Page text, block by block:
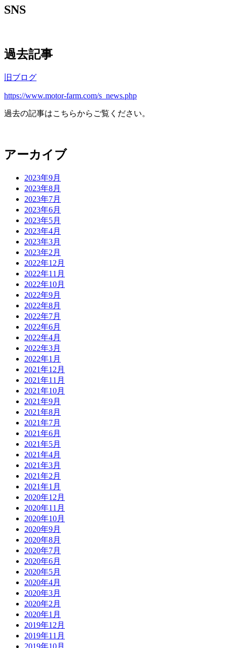
SNS
過去記事
旧ブログ
https://www.motor-farm.com/s_news.php
過去の記事はこちらからご覧ください。
アーカイブ
2023年9月
2023年8月
2023年7月
2023年6月
2023年5月
2023年4月
2023年3月
2023年2月
2022年12月
2022年11月
2022年10月
2022年9月
2022年8月
2022年7月
2022年6月
2022年4月
2022年3月
2022年1月
2021年12月
2021年11月
2021年10月
2021年9月
2021年8月
2021年7月
2021年6月
2021年5月
2021年4月
2021年3月
2021年2月
2021年1月
2020年12月
2020年11月
2020年10月
2020年9月
2020年8月
2020年7月
2020年6月
2020年5月
2020年4月
2020年3月
2020年2月
2020年1月
2019年12月
2019年11月
2019年10月